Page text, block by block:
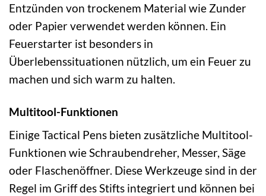
Entzünden von trockenem Material wie Zunder
oder Papier verwendet werden können. Ein
Feuerstarter ist besonders in
Überlebenssituationen nützlich, um ein Feuer zu
machen und sich warm zu halten.
Multitool-Funktionen
Einige Tactical Pens bieten zusätzliche Multitool-
Funktionen wie Schraubendreher, Messer, Säge
oder Flaschenöffner. Diese Werkzeuge sind in der
Regel im Griff des Stifts integriert und können bei